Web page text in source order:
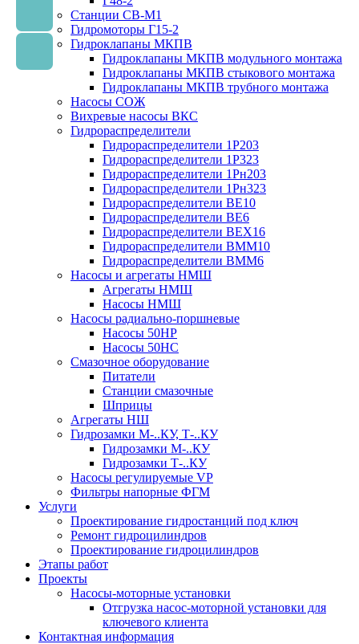
Станции СВ-М1
Гидромоторы Г15-2
Гидроклапаны МКПВ
Гидроклапаны МКПВ модульного монтажа
Гидроклапаны МКПВ стыкового монтажа
Гидроклапаны МКПВ трубного монтажа
Насосы СОЖ
Вихревые насосы ВКС
Гидрораспределители
Гидрораспределители 1Р203
Гидрораспределители 1Р323
Гидрораспределители 1Рн203
Гидрораспределители 1Рн323
Гидрораспределители ВЕ10
Гидрораспределители ВЕ6
Гидрораспределители ВЕХ16
Гидрораспределители ВММ10
Гидрораспределители ВММ6
Насосы и агрегаты НМШ
Агрегаты НМШ
Насосы НМШ
Насосы радиально-поршневые
Насосы 50НР
Насосы 50НС
Смазочное оборудование
Питатели
Станции смазочные
Шприцы
Агрегаты НШ
Гидрозамки М-..КУ, Т-..КУ
Гидрозамки М-..КУ
Гидрозамки Т-..КУ
Насосы регулируемые VP
Фильтры напорные ФГМ
Услуги
Проектирование гидростанций под ключ
Ремонт гидроцилиндров
Проектирование гидроцилиндров
Этапы работ
Проекты
Насосы-моторные установки
Отгрузка насос-моторной установки для
ключевого клиента
Контактная информация